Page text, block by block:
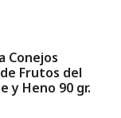
Conejos
Frutos del
y Heno 90 gr.